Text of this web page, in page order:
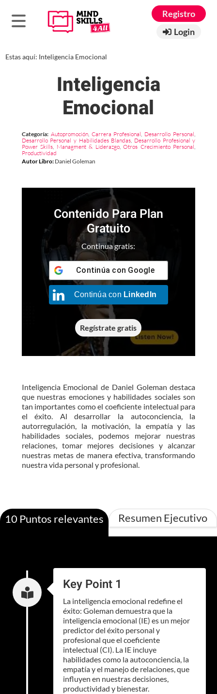
Registro
Login
Estas aquí: Inteligencia Emocional
Inteligencia
Emocional
Categoría: Autopromoción, Carrera Profesional Desarrollo Personal
Desarrollo Personal y Habilidades Blandas Desarrollo Profesional y
Power Skills Managment & Liderazgo,Otros Crecimiento Personal
Productividad
Autor Libro: Daniel Goleman
Contenido Para Plan
Gratuito
Continua gratis:
Continúa con Google
Continúa con LinkedIn
Regístrate gratis
Inteligencia Emocional de Daniel Goleman destaca
que nuestras emociones y habilidades sociales son
tan importantes como el coeficiente intelectual para
el éxito. Al desarrollar la autoconciencia, la
autorregulación, la motivación, la empatía y las
habilidades sociales, podemos mejorar nuestras
relaciones, tomar mejores decisiones y alcanzar
nuestras metas de manera efectiva, transformando
nuestra vida personal y profesional.
10 Puntos relevantes Resumen Ejecutivo
 Key Point 1
La inteligencia emocional redefine el
éxito: Goleman demuestra que la
inteligencia emocional (IE) es un mejor
predictor del éxito personal y
profesional que el coeficiente
intelectual (CI). La IE incluye
habilidades como la autoconciencia, la
empatía y el manejo de relaciones, que
influyen en nuestras decisiones,
productividad y bienestar.